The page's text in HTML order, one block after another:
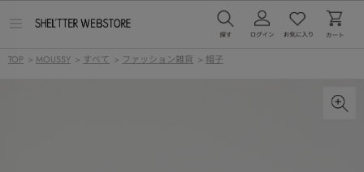
ー
TOP > MOUSSY > すべて > ファッション雑貨 > 帽子